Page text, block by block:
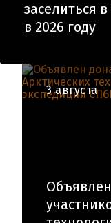
заселиться
в 2026 году
3 августа